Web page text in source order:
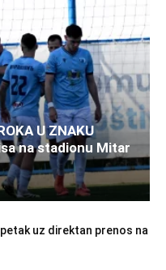
U ZNAKU
na stadionu Mitar
uz direktan prenos na